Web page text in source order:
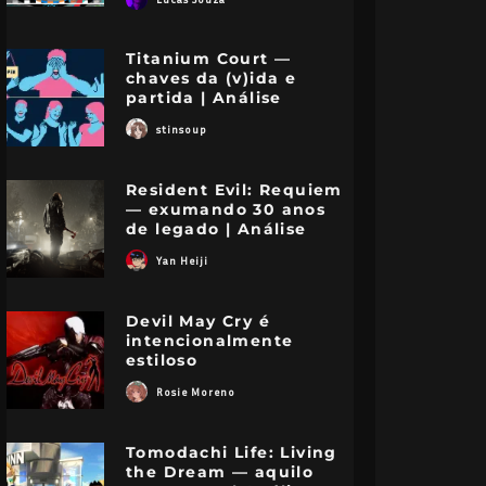
Titanium Court —
chaves da (v)ida e
partida | Análise
stinsoup
Resident Evil: Requiem
— exumando 30 anos
de legado | Análise
Yan Heiji
Devil May Cry é
intencionalmente
estiloso
Rosie Moreno
Tomodachi Life: Living
the Dream — aquilo